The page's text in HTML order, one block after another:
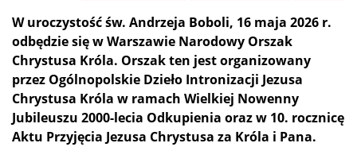
W uroczystość św. Andrzeja Boboli, 16 maja 2026 r.
odbędzie się w Warszawie Narodowy Orszak
Chrystusa Króla. Orszak ten jest organizowany
przez Ogólnopolskie Dzieło Intronizacji Jezusa
Chrystusa Króla w ramach Wielkiej Nowenny
Jubileuszu 2000-lecia Odkupienia oraz w 10. rocznicę
Aktu Przyjęcia Jezusa Chrystusa za Króla i Pana.